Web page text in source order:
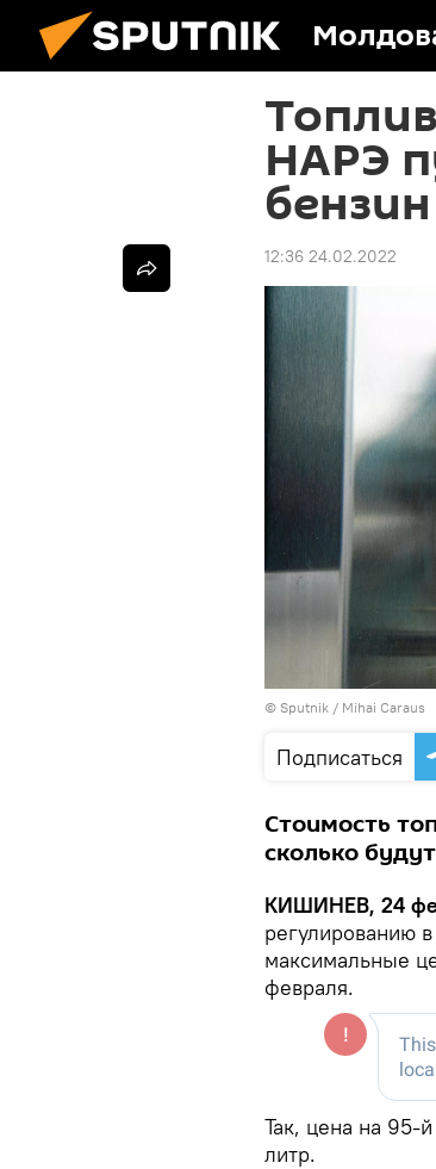
НАРЭ
12:36 24.02.2022
© Sputnik / Mihai Caraus
Подписаться
Стоимость
сколько
КИШИНЕВ, 24
регулированию
максимальные
февраля.
Так, цена на 95-
литр.